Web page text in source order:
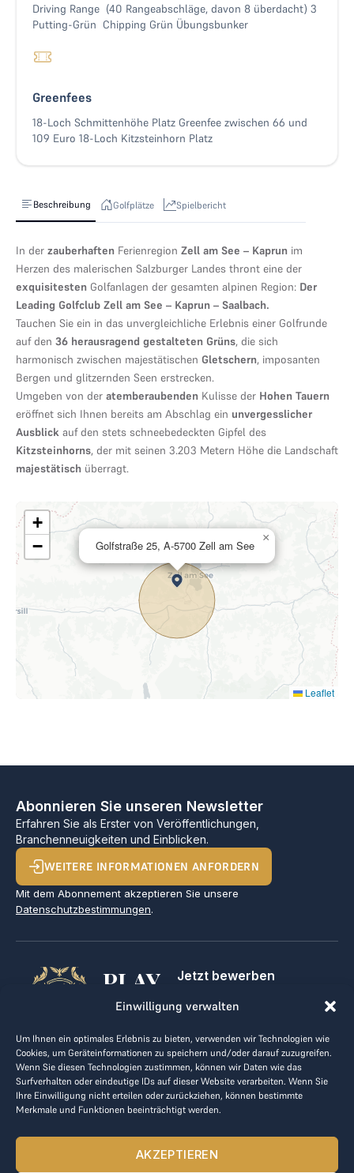
Einwilligung verwalten
Um Ihnen ein optimales Erlebnis zu bieten, verwenden wir Technologien wie
Cookies, um Geräteinformationen zu speichern und/oder darauf zuzugreifen.
Wenn Sie diesen Technologien zustimmen, können wir Daten wie das
Surfverhalten oder eindeutige IDs auf dieser Website verarbeiten. Wenn Sie
Ihre Einwilligung nicht erteilen oder zurückziehen, können bestimmte
Merkmale und Funktionen beeinträchtigt werden.
AKZEPTIEREN
Driving Range (40 Rangeabschläge, davon 8 überdacht) 3
Putting-Grün Chipping Grün Übungsbunker
Greenfees
18-Loch Schmittenhöhe Platz Greenfee zwischen 66 und
109 Euro 18-Loch Kitzsteinhorn Platz
Beschreibung Golfplätze Spielbericht
In der zauberhaften Ferienregion Zell am See – Kaprun im
Herzen des malerischen Salzburger Landes thront eine der
exquisitesten Golfanlagen der gesamten alpinen Region: Der
Leading Golfclub Zell am See – Kaprun – Saalbach.
Tauchen Sie ein in das unvergleichliche Erlebnis einer Golfrunde
auf den 36 herausragend gestalteten Grüns, die sich
harmonisch zwischen majestätischen Gletschern, imposanten
Bergen und glitzernden Seen erstrecken.
Umgeben von der atemberaubenden Kulisse der Hohen Tauern
eröffnet sich Ihnen bereits am Abschlag ein unvergesslicher
Ausblick auf den stets schneebedeckten Gipfel des
Kitzsteinhorns, der mit seinen 3.203 Metern Höhe die Landschaft
majestätisch überragt.
Golfstraße 25, A-5700 Zell am See
×
+
−
Leaflet
Abonnieren Sie unseren Newsletter
Erfahren Sie als Erster von Veröffentlichungen,
Branchenneuigkeiten und Einblicken.
WEITERE INFORMATIONEN ANFORDERN
Mit dem Abonnement akzeptieren Sie unsere
Datenschutzbestimmungen.
PLAY
GOLF,
MAKE
BUSINESS
Jetzt bewerben
Kontakt
AGB
Datenrichtlinie
kontakt@the-loge.com
Unser freundliches Team hilft Ihnen gerne weiter.
Mo-Fr von 8:00 bis 17:00 Uhr.